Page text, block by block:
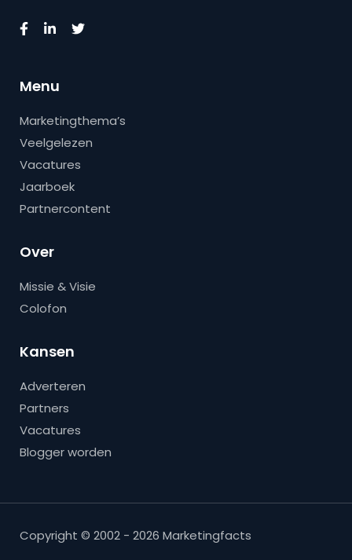
Menu
Marketingthema’s
Veelgelezen
Vacatures
Jaarboek
Partnercontent
Over
Missie & Visie
Colofon
Kansen
Adverteren
Partners
Vacatures
Blogger worden
Copyright © 2002 - 2026 Marketingfacts